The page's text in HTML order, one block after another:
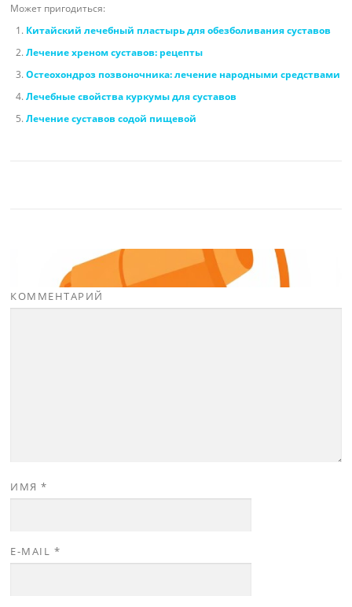
Может пригодиться:
Китайский лечебный пластырь для обезболивания суставов
Лечение хреном суставов: рецепты
Остеохондроз позвоночника: лечение народными средствами
Лечебные свойства куркумы для суставов
Лечение суставов содой пищевой
КОММЕНТАРИЙ
ИМЯ*
E-MAIL *